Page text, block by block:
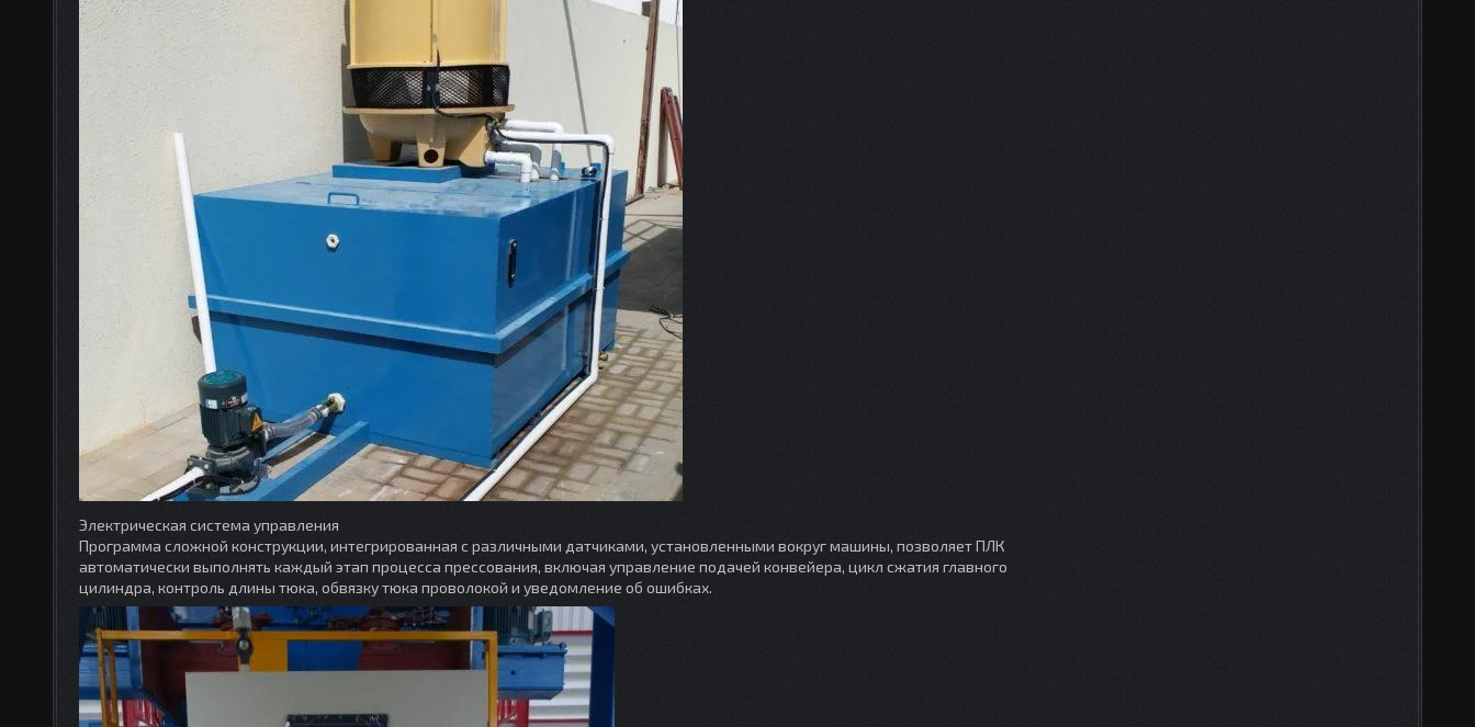
Электрическая система управления
Программа сложной конструкции, интегрированная с различными датчиками, установленными вокруг машины, позволяет ПЛК
автоматически выполнять каждый этап процесса прессования, включая управление подачей конвейера, цикл сжатия главного
цилиндра, контроль длины тюка, обвязку тюка проволокой и уведомление об ошибках.